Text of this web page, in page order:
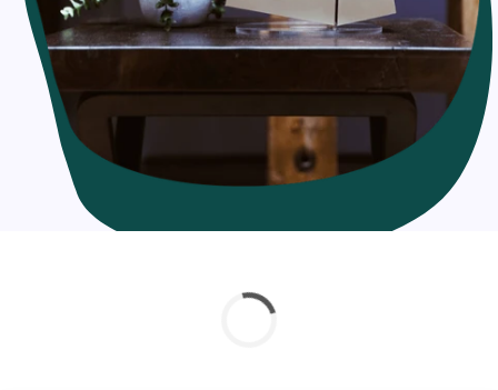
Shipping scripts:
Payment scripts:
How are the Shopify Scripts helpful/beneficial for a
website?
What are the most popular and best Shopify Scripts
examples to get started:
What is Shopify Scripts?
more customization to address your business's basic to